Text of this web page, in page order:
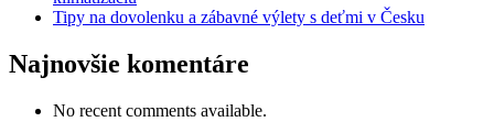
Tipy na dovolenku a zábavné výlety s deťmi v Česku
Najnovšie komentáre
No recent comments available.